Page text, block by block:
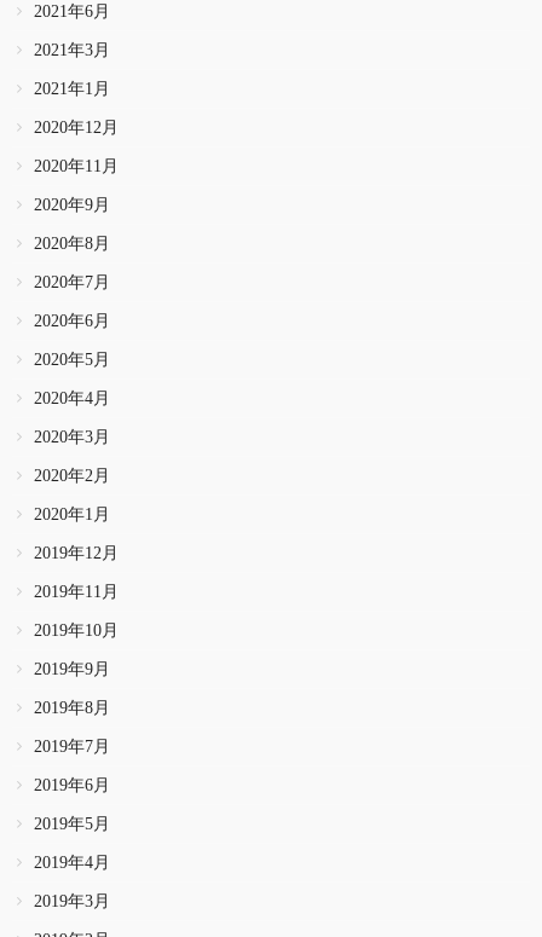
2021年6月
2021年3月
2021年1月
2020年12月
2020年11月
2020年9月
2020年8月
2020年7月
2020年6月
2020年5月
2020年4月
2020年3月
2020年2月
2020年1月
2019年12月
2019年11月
2019年10月
2019年9月
2019年8月
2019年7月
2019年6月
2019年5月
2019年4月
2019年3月